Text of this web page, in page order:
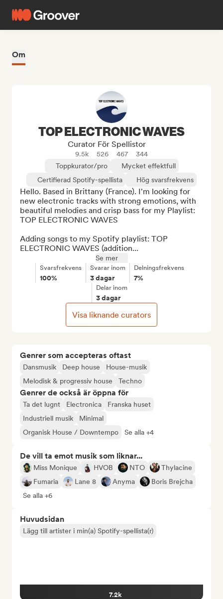
Om
Genrer som accepteras oftast
Dansmusik Deep house
House-musik
Melodisk & progressiv house
Techno
Genrer de också är öppna för
Ta det lugnt Electronica
Franska huset
Industriell musik
Minimal
Organisk House / Downtempo
Se alla +4
De vill ta emot musik som liknar...
Miss Monique HVOB NTO
Thylacine
Fumaria
Lane 8 Anyma
Boris Brejcha
Se alla +6
Huvudsidan
Lägg till artister i min(a) Spotify-spellista(r)
7.2k
TOP ELECTRONIC WAVES
Curator För Spellistor
9.5k 526 467
344
Toppkurator/pro
Mycket effektfull
Certifierad Spotify-spellista
Hög svarsfrekvens
Hello. Based in Brittany (France). I'm looking for
new electronic tracks with strong emotions, with
beautiful melodies and crisp bass for my Playlist:
TOP ELECTRONIC WAVES
Adding songs to my Spotify playlist: TOP
ELECTRONIC WAVES (addition...
Se mer
Svarsfrekvens
100%
Svarar inom
3 dagar
Delningsfrekvens
7%
Delar inom
3 dagar
Visa liknande curators